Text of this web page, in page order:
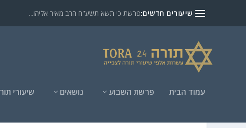
שיעורים חדשים:פרשת כי תשא תשע"ח הרב מאיר אליהו...
עמוד הבית פרשת השבוע נושאים שיעורי